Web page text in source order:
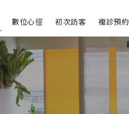
數位心徑 初次訪客 複診預約